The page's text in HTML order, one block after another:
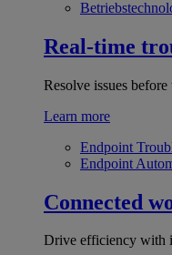
Real-time
Resolve issues
Learn more
Endpoint
Endpoint
Connected
Drive efficiency with